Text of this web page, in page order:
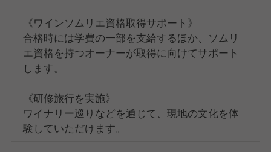
《ワインソムリエ資格取得サポート》
合格時には学費の一部を支給するほか、ソムリ
エ資格を持つオーナーが取得に向けてサポート
します。
《研修旅行を実施》
ワイナリー巡りなどを通じて、現地の文化を体
験していただけます。